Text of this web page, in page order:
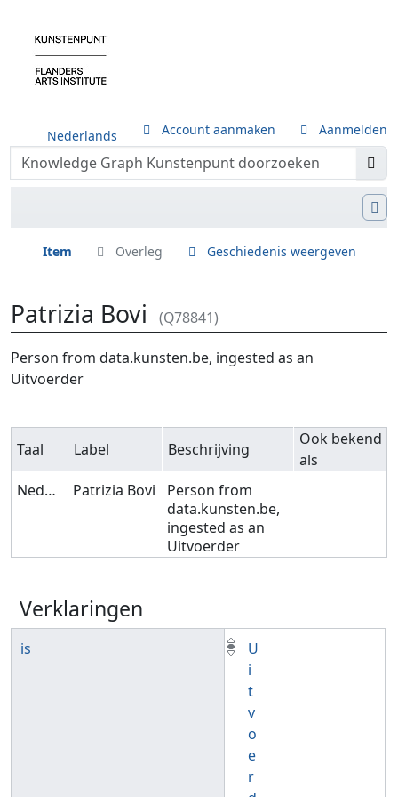
Nederlands Account aanmaken Aanmelden
Item Overleg Geschiedenis weergeven
Patrizia Bovi (Q78841)
Ga naar:navigatie,zoeken
Person from data.kunsten.be, ingested as an
Uitvoerder
Taal Label Beschrijving
Ook bekend
als
Nederlands
Patrizia Bovi
Person from
data.kunsten.be,
ingested as an
Uitvoerder
Verklaringen
is
U
i
t
v
o
e
r